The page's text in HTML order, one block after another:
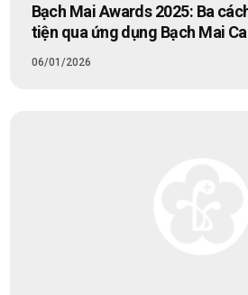
Bạch Mai Awards 2025: Ba
tiện qua ứng dụng Bạch Mai
06/01/2026